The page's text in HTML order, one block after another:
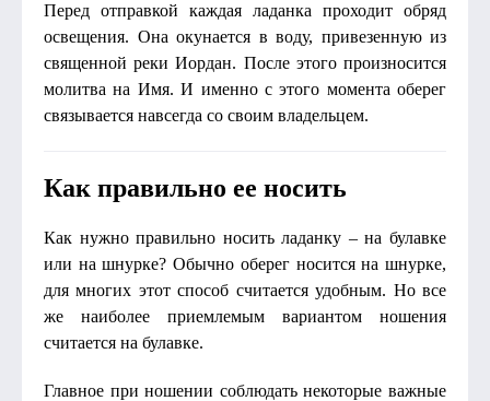
Перед отправкой каждая ладанка проходит обряд
освещения. Она окунается в воду, привезенную из
священной реки Иордан. После этого произносится
молитва на Имя. И именно с этого момента оберег
связывается навсегда со своим владельцем.
Как правильно ее носить
Как нужно правильно носить ладанку – на булавке
или на шнурке? Обычно оберег носится на шнурке,
для многих этот способ считается удобным. Но все
же наиболее приемлемым вариантом ношения
считается на булавке.
Главное при ношении соблюдать некоторые важные